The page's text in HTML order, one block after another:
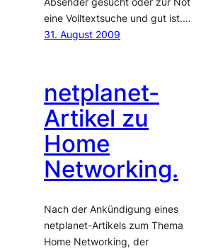
Absender gesucht oder zur Not
eine Volltextsuche und gut ist.…
31. August 2009
netplanet-
Artikel zu
Home
Networking.
Nach der Ankündigung eines
netplanet-Artikels zum Thema
Home Networking, der